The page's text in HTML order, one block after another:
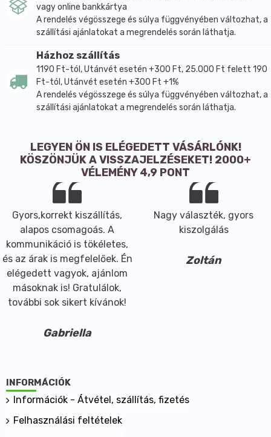
vagy online bankkártya
A rendelés végösszege és súlya függvényében változhat, a
szállítási ajánlatokat a megrendelés során láthatja.
Házhoz szállítás
1190 Ft-tól, Utánvét esetén +300 Ft, 25.000 Ft felett 190
Ft-tól, Utánvét esetén +300 Ft +1%
A rendelés végösszege és súlya függvényében változhat, a
szállítási ajánlatokat a megrendelés során láthatja.
LEGYEN ÖN IS ELÉGEDETT VÁSÁRLÓNK!
KÖSZÖNJÜK A VISSZAJELZÉSEKET! 2000+
VÉLEMÉNY 4,9 PONT
Gyors,korrekt kiszállítás,
alapos csomagoás. A
kommunikáció is tökéletes,
és az árak is megfelelőek. Én
elégedett vagyok, ajánlom
másoknak is! Gratulálok,
további sok sikert kívánok!
Gabriella
Nagy választék, gyors
kiszolgálás
Zoltán
INFORMÁCIÓK
Információk - Átvétel, szállítás, fizetés
Felhasználási feltételek